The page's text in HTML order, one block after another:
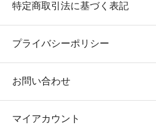
特定商取引法に基づく表記
プライバシーポリシー
お問い合わせ
マイアカウント